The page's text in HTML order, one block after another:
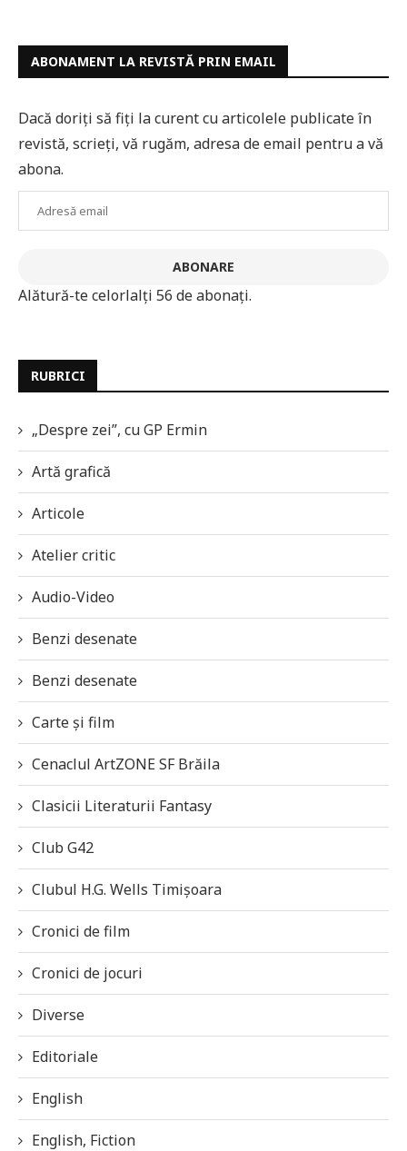
ABONAMENT LA REVISTĂ PRIN EMAIL
Dacă doriți să fiți la curent cu articolele publicate în
revistă, scrieți, vă rugăm, adresa de email pentru a vă
abona.
ABONARE
Alătură-te celorlalți 56 de abonați.
RUBRICI
„Despre zei”, cu GP Ermin
Artă grafică
Articole
Atelier critic
Audio-Video
Benzi desenate
Benzi desenate
Carte și film
Cenaclul ArtZONE SF Brăila
Clasicii Literaturii Fantasy
Club G42
Clubul H.G. Wells Timișoara
Cronici de film
Cronici de jocuri
Diverse
Editoriale
English
English, Fiction